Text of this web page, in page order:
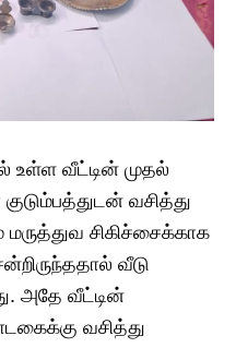
உள்ள வீட்டின் முதல்
வசித்து
சிகிச்சைக்காக
வீடு
அதே வீட்டின்
வசித்து